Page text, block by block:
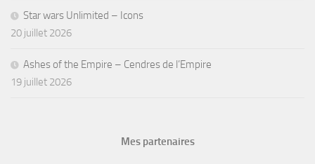
Star wars Unlimited – Icons
20 juillet 2026
Ashes of the Empire – Cendres de l’Empire
19 juillet 2026
Mes partenaires